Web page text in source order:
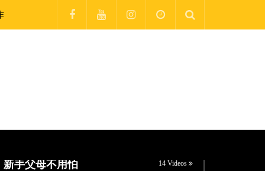
新手父母不用怕 14 Videos